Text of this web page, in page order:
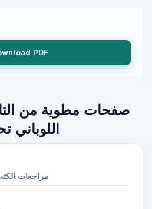
PDF
صفحات مطوية من
مراجعات